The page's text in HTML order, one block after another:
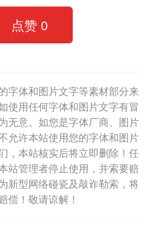
点赞 0
字体和图片文字等素材部分来
使用任何字体和图片文字有冒
无意。如您是字体厂商、图片
允许本站使用您的字体和图片
，本站核实后将立即删除！任
站管理者停止使用，并索要赔
新型网络碰瓷及敲诈勒索，将
偿！敬请谅解！